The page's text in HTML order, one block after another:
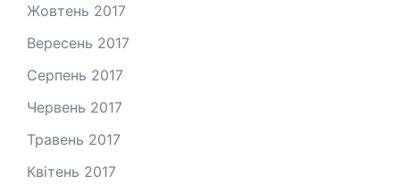
Жовтень 2017
Вересень 2017
Серпень 2017
Червень 2017
Травень 2017
Квітень 2017